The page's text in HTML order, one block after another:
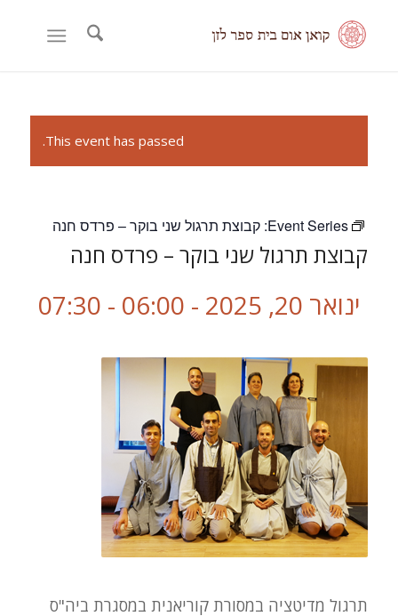
This event has passed.
Event Series: קבוצת תרגול שני בוקר – פרדס חנה
קבוצת תרגול שני בוקר – פרדס חנה
ינואר 20, 2025 - 06:00 -
07:30
תרגול מדיטציה במסורת קוריאנית במסגרת ביה"ס